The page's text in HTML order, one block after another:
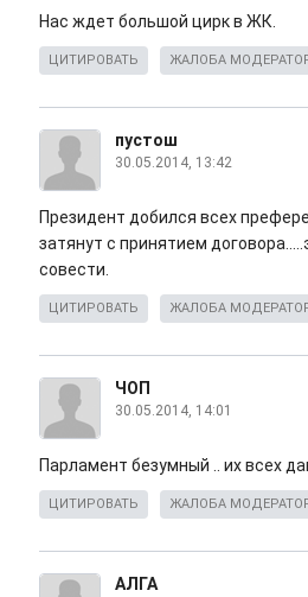
Нас ждет большой цирк в ЖК.
ЦИТИРОВАТЬ ЖАЛОБА
пустош
30.05.2014, 13:42
Президент добился всех
затянут с принятием
совести.
ЦИТИРОВАТЬ ЖАЛОБА
ЧОП
30.05.2014, 14:01
Парламент безумный .. их всех
ЦИТИРОВАТЬ ЖАЛОБА
АЛГА